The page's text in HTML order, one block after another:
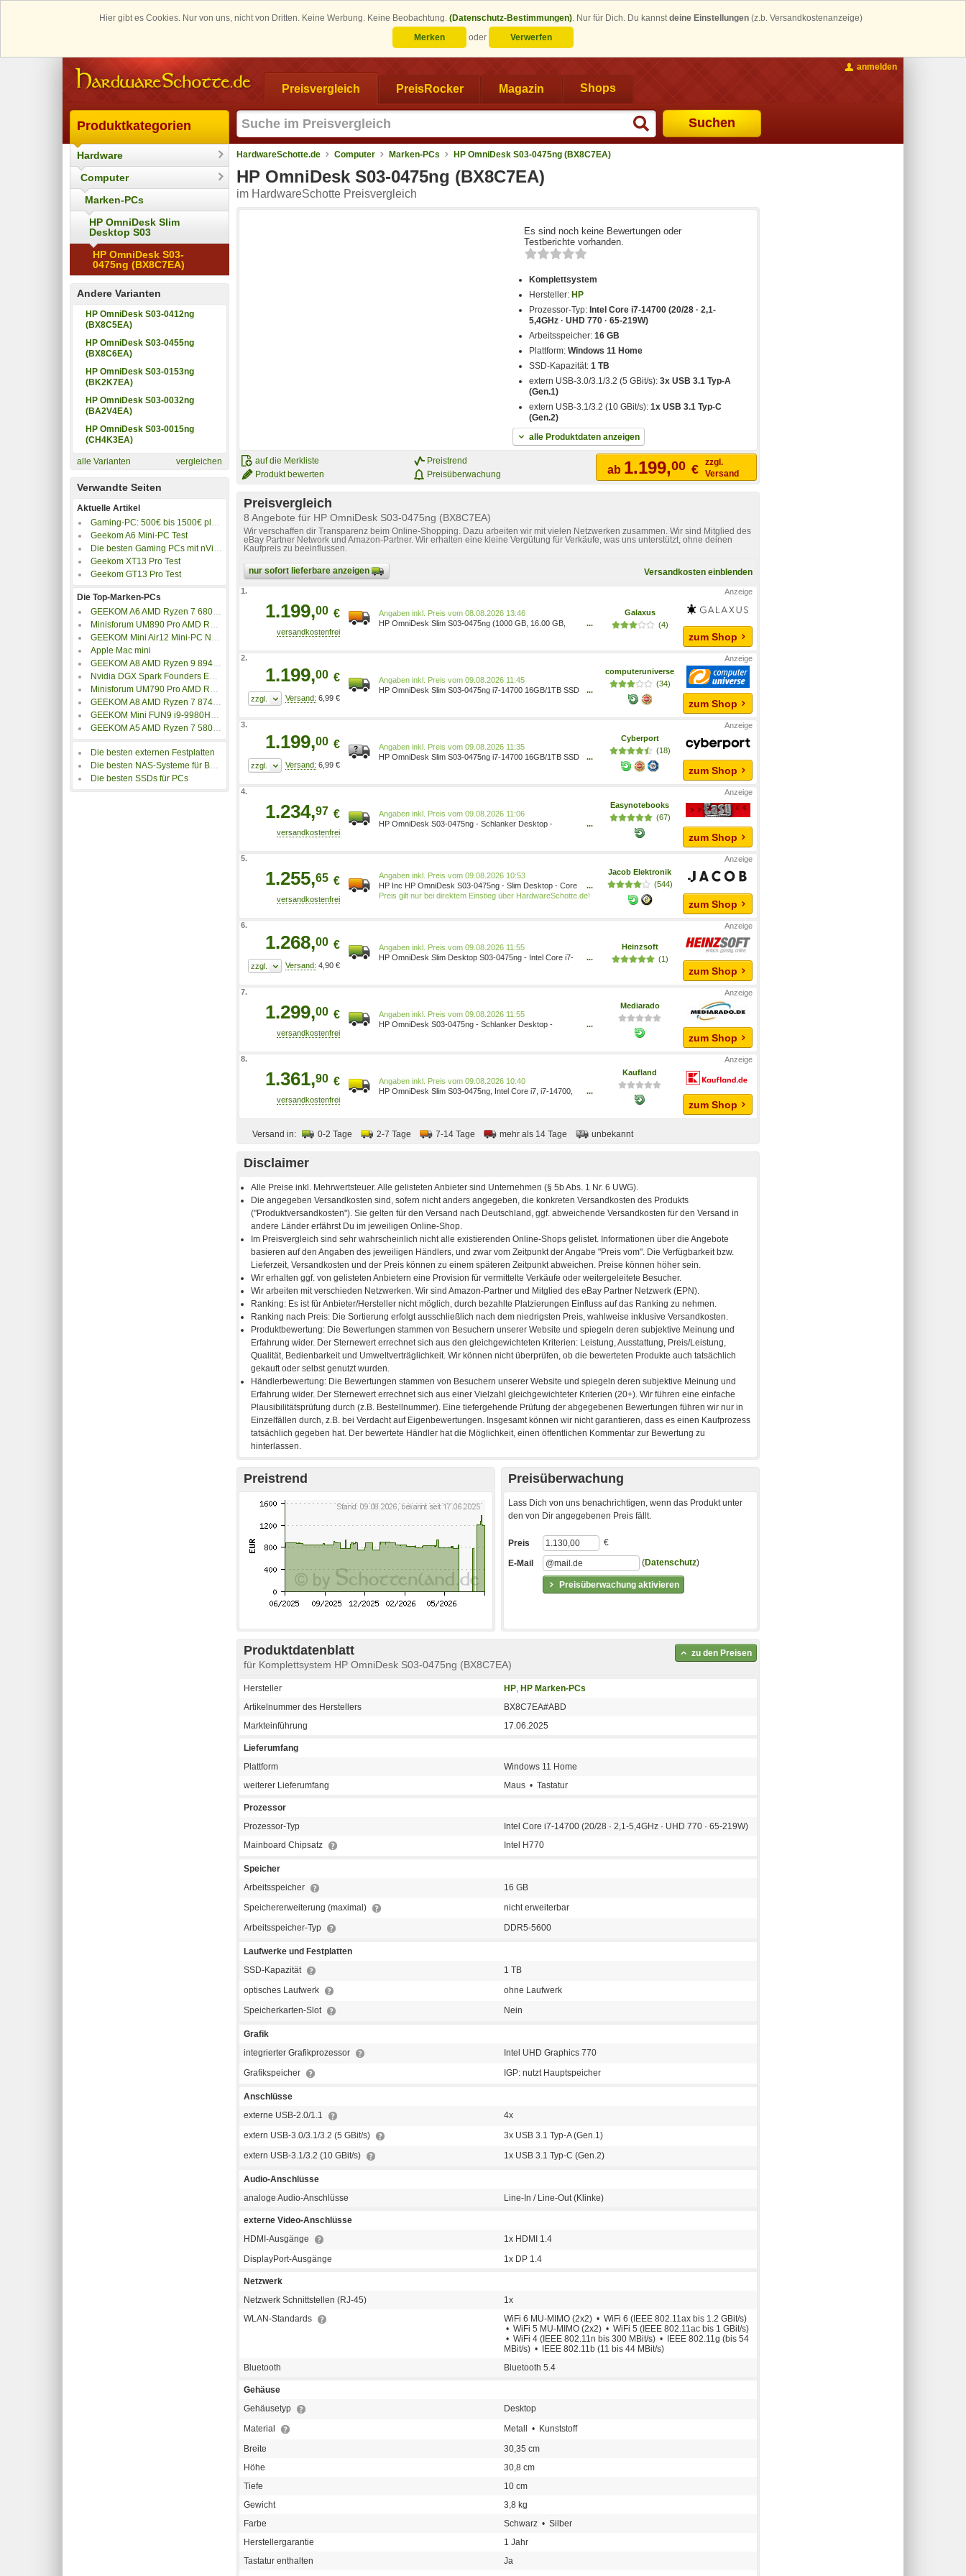
Hier gibt es Cookies. Nur von uns, nicht von Dritten. Keine Werbung. Keine Beobachtung. (Datenschutz-Bestimmungen). Nur für Dich. Du kannstdeine Einstellungen (z.b. Versandkostenanzeige)
Merken
oder Verwerfen
Preisvergleich PreisRocker Magazin Shops
Suchen
anmelden
Produktkategorien
Hardware
Computer
Marken-PCs
HP OmniDesk Slim
Desktop S03
HP OmniDesk S03-
0475ng (BX8C7EA)
Andere Varianten
HP OmniDesk S03-0412ng
(BX8C5EA)
HP OmniDesk S03-0455ng
(BX8C6EA)
HP OmniDesk S03-0153ng
(BK2K7EA)
HP OmniDesk S03-0032ng
(BA2V4EA)
HP OmniDesk S03-0015ng
(CH4K3EA)
alle Varianten vergleichen
Verwandte Seiten
Aktuelle Artikel
Gaming-PC: 500€ bis 1500€ plus 4K-Gaming PC
Geekom A6 Mini-PC Test
Die besten Gaming PCs mit nVidia GeForce RTX 5080
Geekom XT13 Pro Test
Geekom GT13 Pro Test
Die Top-Marken-PCs
GEEKOM A6 AMD Ryzen 7 6800H Mini-PC 16GB/1TB
Minisforum UM890 Pro AMD Ryzen 9 8945HS Mini-PC 32GB/1TB
GEEKOM Mini Air12 Mini-PC N100 16GB/512GB
Apple Mac mini
GEEKOM A8 AMD Ryzen 9 8945HS Mini-PC 16GB/1TB
Nvidia DGX Spark Founders Edition
Minisforum UM790 Pro AMD Ryzen 9 7940HS Mini-PC 32GB/1TB
GEEKOM A8 AMD Ryzen 7 8745HS Mini-PC 16GB/1TB
GEEKOM Mini FUN9 i9-9980HK 32GB/1TB
GEEKOM A5 AMD Ryzen 7 5800H Mini-PC 16GB/512GB
Die besten externen Festplatten
Die besten NAS-Systeme für Backups
Die besten SSDs für PCs
HardwareSchotte.de Computer Marken-PCs HP OmniDesk S03-0475ng (BX8C7EA)
HP OmniDesk S03-0475ng (BX8C7EA)
im HardwareSchotte Preisvergleich
Es sind noch keine Bewertungen oder
Testberichte vorhanden.
Komplettsystem
Hersteller: HP
Prozessor-Typ: Intel Core i7-14700 (20/28 · 2,1-
5,4GHz · UHD 770 · 65-219W)
Arbeitsspeicher:16 GB
Plattform:Windows 11 Home
SSD-Kapazität:1 TB
extern USB-3.0/3.1/3.2 (5 GBit/s):3x USB 3.1 Typ-A
(Gen.1)
extern USB-3.1/3.2 (10 GBit/s):1x USB 3.1 Typ-C
(Gen.2)
alle Produktdaten anzeigen
auf die Merkliste
Produkt bewerten
Preistrend
Preisüberwachung
ab 1.199,00 €
zzgl.
Versand
Preisvergleich
8 Angebote für HP OmniDesk S03-0475ng (BX8C7EA)
Wir verschaffen dir Transparenz beim Online-Shopping. Dazu arbeiten wir mit vielen Netzwerken zusammen. Wir sind Mitglied des
eBay Partner Network und Amazon-Partner. Wir erhalten eine kleine Vergütung für Verkäufe, was uns unterstützt, ohne deinen
Kaufpreis zu beeinflussen.
nur sofort lieferbare anzeigen Versandkosten einblenden
1.
1.199,00 €
Preis vom 08.08.2026 13:46
HP OmniDesk Slim S03-0475ng (1000 GB, 16.00 GB,
...
Galaxus
(4)
zum Shop
2.
1.199,00 €
6,99 €
Preis vom 09.08.2026 11:45
HP OmniDesk Slim S03-0475ng i7-14700 16GB/1TB SSD
...
computeruniverse
(34)
zum Shop
3.
1.199,00 €
6,99 €
Preis vom 09.08.2026 11:35
HP OmniDesk Slim S03-0475ng i7-14700 16GB/1TB SSD
...
Cyberport
(18)
zum Shop
4.
1.234,97 €
Preis vom 09.08.2026 11:06
HP OmniDesk S03-0475ng - Schlanker Desktop -
...
Easynotebooks
(67)
zum Shop
5.
1.255,65 €
Preis vom 09.08.2026 10:53
HP Inc HP OmniDesk S03-0475ng - Slim Desktop - Core
i7 i7-14700 / 2.1 GHz - RAM 16 GB - SSD 1 TB - NVMe -
...
Preis gilt nur bei direktem Einstieg über HardwareSchotte.de!
Jacob Elektronik
(544)
zum Shop
6.
1.268,00 €
4,90 €
Preis vom 09.08.2026 11:55
HP OmniDesk Slim Desktop S03-0475ng - Intel Core i7-
...
Heinzsoft
(1)
zum Shop
7.
1.299,00 €
Preis vom 09.08.2026 11:55
HP OmniDesk S03-0475ng - Schlanker Desktop -
...
Mediarado
zum Shop
8.
1.361,90 €
Preis vom 09.08.2026 10:40
HP OmniDesk Slim S03-0475ng, Intel Core i7, i7-14700,
...
Kaufland
zum Shop
Versand in: 0-2 Tage 2-7 Tage 7-14 Tage mehr als 14 Tage unbekannt
Disclaimer
Preistrend Preisüberwachung
Lass Dich von uns benachrichtigen, wenn das Produkt unter
den von Dir angegebenen Preis fällt.
Preisüberwachung aktivieren
Preis €
E-Mail (Datenschutz)
Produktdatenblatt
für Komplettsystem HP OmniDesk S03-0475ng (BX8C7EA)
zu den Preisen
Hersteller HP, HP Marken-PCs
Artikelnummer des Herstellers
BX8C7EA#ABD
Markteinführung
17.06.2025
Lieferumfang
Plattform
Windows 11 Home
weiterer Lieferumfang
Maus • Tastatur
Prozessor
Prozessor-Typ
Intel Core i7-14700 (20/28 · 2,1-5,4GHz · UHD 770 · 65-219W)
Mainboard Chipsatz
Intel H770
Speicher
Arbeitsspeicher
16 GB
Speichererweiterung (maximal)
nicht erweiterbar
Arbeitsspeicher-Typ
DDR5-5600
Laufwerke und Festplatten
SSD-Kapazität
1 TB
optisches Laufwerk
ohne Laufwerk
Speicherkarten-Slot
Nein
Grafik
integrierter Grafikprozessor
Intel UHD Graphics 770
Grafikspeicher
IGP: nutzt Hauptspeicher
Anschlüsse
externe USB-2.0/1.1
4x
extern USB-3.0/3.1/3.2 (5 GBit/s)
3x USB 3.1 Typ-A (Gen.1)
extern USB-3.1/3.2 (10 GBit/s)
1x USB 3.1 Typ-C (Gen.2)
Audio-Anschlüsse
analoge Audio-Anschlüsse
Line-In / Line-Out (Klinke)
externe Video-Anschlüsse
HDMI-Ausgänge
1x HDMI 1.4
DisplayPort-Ausgänge
1x DP 1.4
Netzwerk
Netzwerk Schnittstellen (RJ-45)
1x
WLAN-Standards
WiFi 6 MU-MIMO (2x2) • WiFi 6 (IEEE 802.11ax bis 1.2 GBit/s)
• WiFi 5 MU-MIMO (2x2) • WiFi 5 (IEEE 802.11ac bis 1 GBit/s)
• WiFi 4 (IEEE 802.11n bis 300 MBit/s) • IEEE 802.11g (bis 54
MBit/s) • IEEE 802.11b (11 bis 44 MBit/s)
Bluetooth
Bluetooth 5.4
Gehäuse
Gehäusetyp
Desktop
Material
Metall • Kunststoff
Breite
30,35 cm
Höhe
30,8 cm
Tiefe
10 cm
Gewicht
3,8 kg
Farbe
Schwarz • Silber
Herstellergarantie
1 Jahr
Tastatur enthalten
Ja